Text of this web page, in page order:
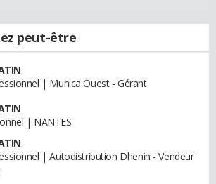
peut-être
| Munica Ouest - Gérant
| NANTES
| Autodistribution Dhenin - Vendeur